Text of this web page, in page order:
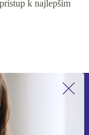
k najlepším